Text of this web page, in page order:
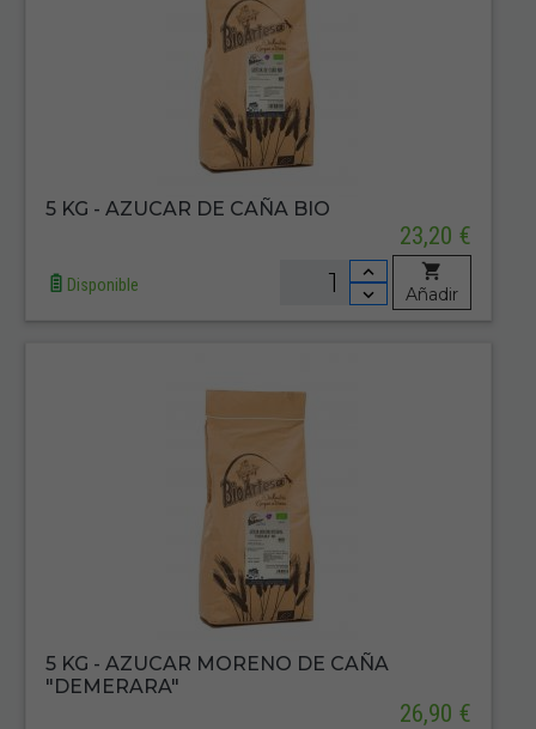
5 KG - AZUCAR DE CAÑA BIO
23,20 €
Disponible Añadir
5 KG - AZUCAR MORENO DE CAÑA
"DEMERARA"
26,90 €